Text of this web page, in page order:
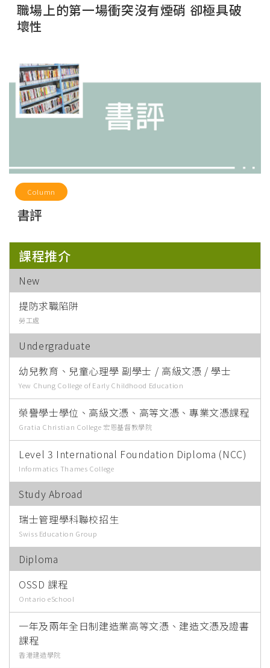
職場上的第一場衝突沒有煙硝 卻極具破
壞性
Column
書評
課程推介
New
提防求職陷阱
勞工處
Undergraduate
幼兒教育、兒童心理學 副學士 / 高級文憑 / 學士
Yew Chung College of Early Childhood Education
榮譽學士學位、高級文憑、高等文憑、專業文憑課程
Gratia Christian College 宏恩基督教學院
Level 3 International Foundation Diploma (NCC)
Informatics Thames College
Study Abroad
瑞士管理學科聯校招生
Swiss Education Group
Diploma
OSSD 課程
Ontario eSchool
一年及兩年全日制建造業高等文憑、建造文憑及證書
課程
香港建造學院